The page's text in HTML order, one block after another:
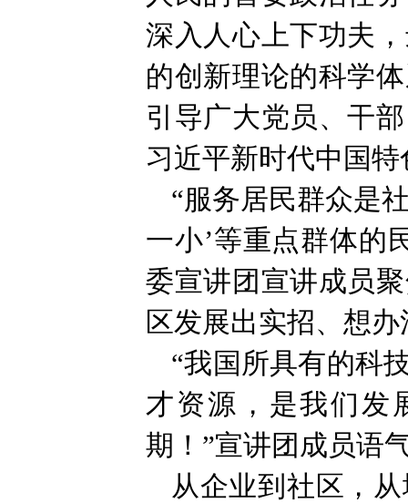
深入人心上下功夫
的创新理论的科学
引导广大党员、干
习近平新时代中国
“服务居民群众是
一小’等重点群体
委宣讲团宣讲成员
区发展出实招、想办
“我国所具有的科
才资源，是我们发
期！”宣讲团成员语
从企业到社区，